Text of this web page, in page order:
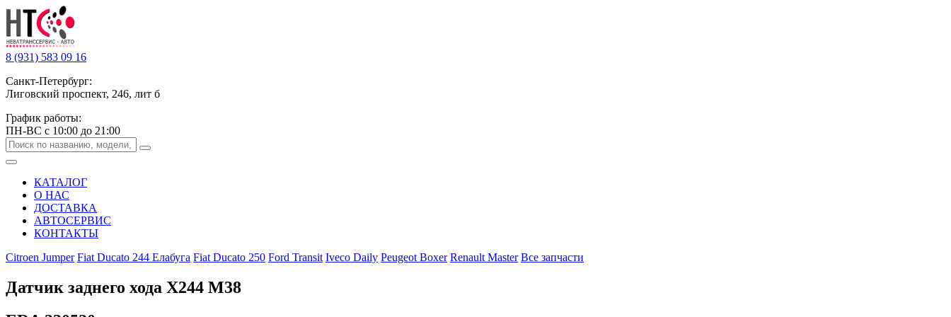
8 (931) 583 09 16
Санкт-Петербург:
Лиговский проспект, 246, лит б
График работы:
ПН-ВС с 10:00 до 21:00
КАТАЛОГ
О НАС
ДОСТАВКА
АВТОСЕРВИС
КОНТАКТЫ
Citroen Jumper Fiat Ducato 244 Елабуга Fiat Ducato 250 Ford Transit Iveco Daily Peugeot Boxer Renault Master Все запчасти
Датчик заднего хода Х244 М38